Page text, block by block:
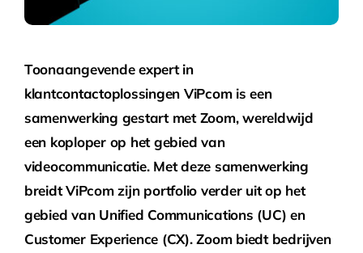
Toonaangevende expert in
klantcontactoplossingen ViPcom is een
samenwerking gestart met Zoom, wereldwijd
een koploper op het gebied van
videocommunicatie. Met deze samenwerking
breidt ViPcom zijn portfolio verder uit op het
gebied van Unified Communications (UC) en
Customer Experience (CX). Zoom biedt bedrijven